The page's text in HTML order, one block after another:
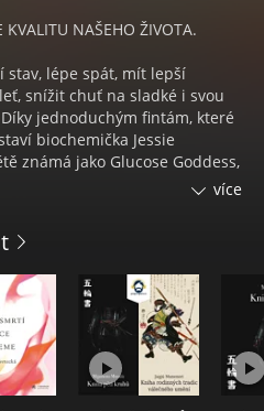
KVALITU NAŠEHO ŽIVOTA.
stav, lépe spát, mít lepší
snížit chuť na sladké i svou
jednoduchým fintám, které
biochemička Jessie
známá jako Glucose Goddess,
ale přitom se nebudete
naučíte kontrolovat hladinu
dopad na vaše zdraví a
molekula v těle, která
Když jíme potraviny bohaté
krve. Devadesát procent z
glukózy – a řada z nás o
více